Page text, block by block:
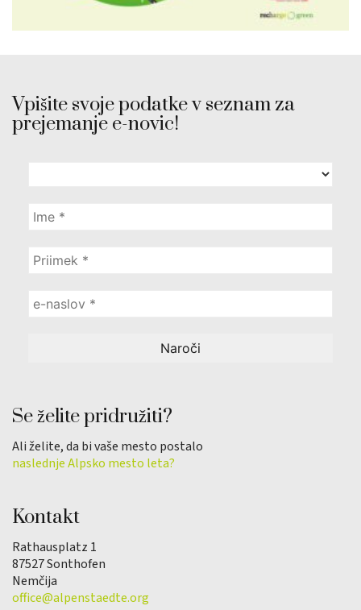
Vpišite svoje podatke v seznam za
prejemanje e-novic!
Se želite pridružiti?
Ali želite, da bi vaše mesto postalo
naslednje Alpsko mesto leta?
Kontakt
Rathausplatz 1
87527 Sonthofen
Nemčija
office@alpenstaedte.org